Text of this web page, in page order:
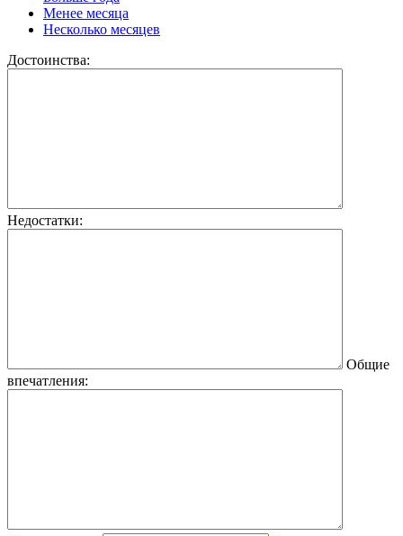
Менее месяца
Несколько месяцев
Достоинства:
Недостатки:
Общие
впечатления: